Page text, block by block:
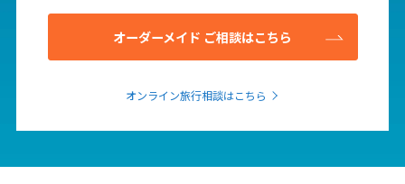
オーダーメイド ご相談はこちら
オンライン旅行相談はこちら